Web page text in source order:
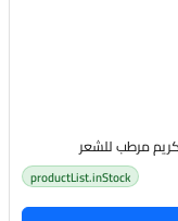
productList.inStock